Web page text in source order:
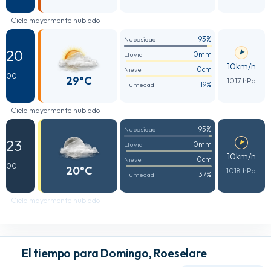
Cielo mayormente nublado
20 :
00
29°C
Nubosidad 93%
Lluvia 0mm
Nieve 0cm
Humedad 19%
10km/h
1017 hPa
Cielo mayormente nublado
23 :
00
20°C
Nubosidad 95%
Lluvia 0mm
Nieve 0cm
Humedad 37%
10km/h
1018 hPa
Cielo mayormente nublado
El tiempo para Domingo, Roeselare